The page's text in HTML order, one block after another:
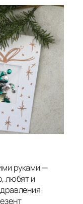
руками —
любят и